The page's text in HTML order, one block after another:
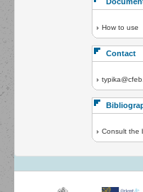
How to use
Contact
Consult the